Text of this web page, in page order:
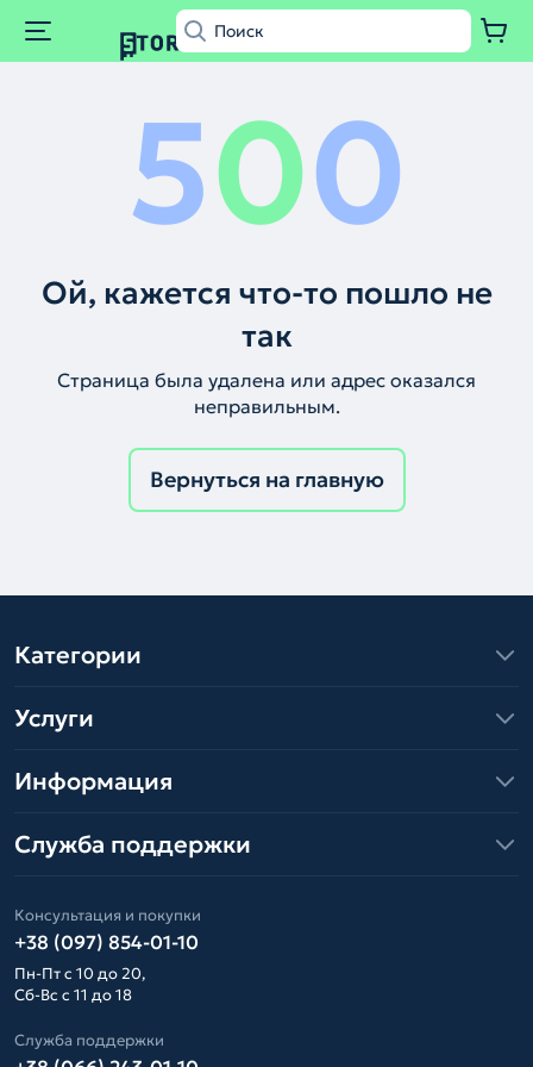
500
Ой, кажется что-то пошло не
так
Страница была удалена или адрес оказался
неправильным.
Вернуться на главную
Категории
Услуги
Информация
Служба поддержки
Консультация и покупки
+38 (097) 854-01-10
Пн-Пт с 10 до 20,
Сб-Вс с 11 до 18
Служба поддержки